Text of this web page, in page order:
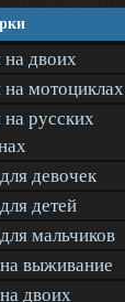
на двоих
на мотоциклах
на русских
девочек
детей
мальчиков
выживание
двоих